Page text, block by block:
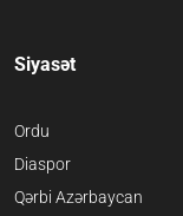
Siyasət
Ordu
Diaspor
Qərbi Azərbaycan